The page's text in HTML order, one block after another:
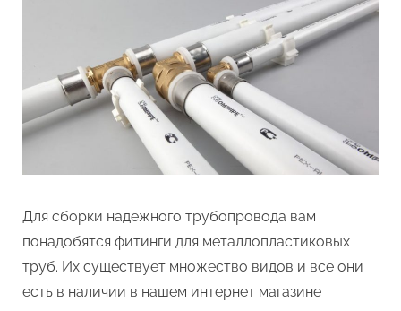
Для сборки надежного трубопровода вам
понадобятся фитинги для металлопластиковых
труб. Их существует множество видов и все они
есть в наличии в нашем интернет магазине